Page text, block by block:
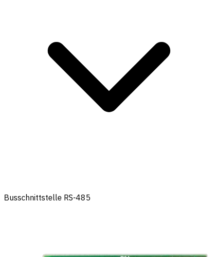
Busschnittstelle RS-485